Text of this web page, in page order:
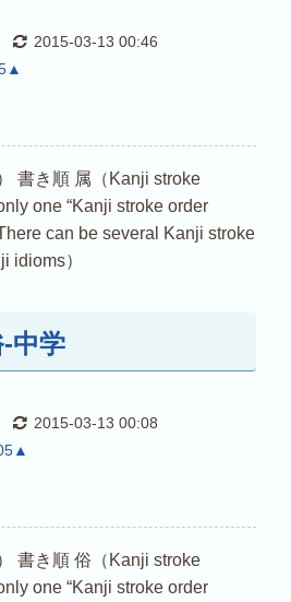
2015-03-13 00:46
書き順 属（Kanji stroke
one “Kanji stroke order
can be several Kanji stroke
idioms）
中学
2015-03-13 00:08
書き順 俗（Kanji stroke
one “Kanji stroke order